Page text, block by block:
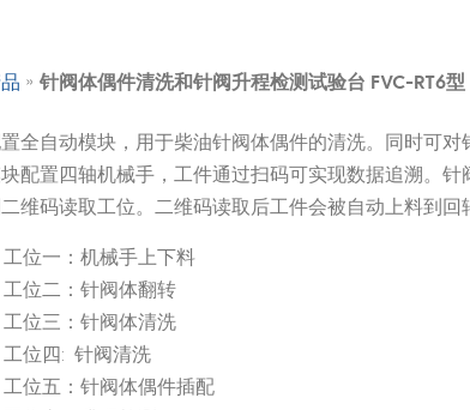
» 针阀体偶件清洗和针阀升程检测试验台 FVC-RT6型
全自动模块，用于柴油针阀体偶件的清洗。同时可对
块配置四轴机械手，工件通过扫码可实现数据追溯。
维码读取工位。二维码读取后工件会被自动上料到回
工位一：机械手上下料
工位二：针阀体翻转
工位三：针阀体清洗
工位四: 针阀清洗
工位五：针阀体偶件插配